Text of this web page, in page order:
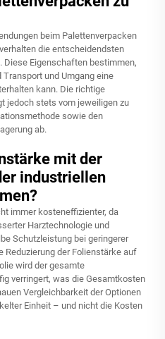
beim Palettenverpacken
die entscheidendsten
Diese Eigenschaften bestimmen,
Transport und Umgang eine
kann. Die richtige
jedoch stets vom jeweiligen zu
sowie den
ab.
mit der
industriellen
immer kosteneffizienter, da
Harztechnologie und
Schutzleistung bei geringerer
Reduzierung der Folienstärke auf
wird der gesamte
verringert, was die Gesamtkosten
Vergleichbarkeit der Optionen
Einheit – und nicht die Kosten